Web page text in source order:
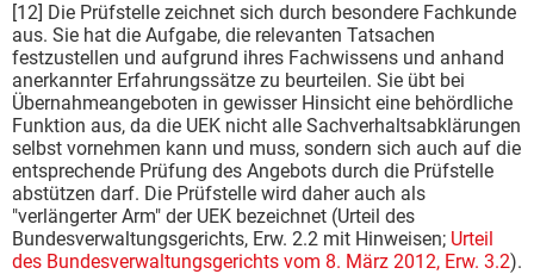
[12] Die Prüfstelle zeichnet sich durch besondere Fachkunde
aus. Sie hat die Aufgabe, die rele­vanten Tatsachen
festzustellen und aufgrund ihres Fachwissens und anhand
anerkannter Er­fahrungssätze zu beurteilen. Sie übt bei
Übernahmeangeboten in gewisser Hinsicht eine behördliche
Funktion aus, da die UEK nicht alle Sachverhaltsabklärungen
selbst vornehmen kann und muss, sondern sich auch auf die
entsprechende Prüfung des Angebots durch die Prüfstelle
abstützen darf. Die Prüfstelle wird daher auch als
"verlängerter Arm" der UEK bezeichnet (Urteil des
Bundesverwaltungsgerichts, Erw. 2.2 mit Hinweisen; Urteil
des Bundesverwaltungsgerichts vom 8. März 2012, Erw. 3.2).